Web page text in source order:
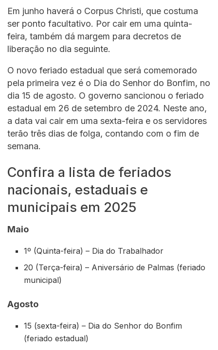
Em junho haverá o Corpus Christi, que costuma
ser ponto facultativo. Por cair em uma quinta-
feira, também dá margem para decretos de
liberação no dia seguinte.
O novo feriado estadual que será comemorado
pela primeira vez é o Dia do Senhor do Bonfim, no
dia 15 de agosto. O governo sancionou o feriado
estadual em 26 de setembro de 2024. Neste ano,
a data vai cair em uma sexta-feira e os servidores
terão três dias de folga, contando com o fim de
semana.
Confira a lista de feriados
nacionais, estaduais e
municipais em 2025
Maio
1º (Quinta-feira) – Dia do Trabalhador
20 (Terça-feira) – Aniversário de Palmas (feriado
municipal)
Agosto
15 (sexta-feira) – Dia do Senhor do Bonfim
(feriado estadual)